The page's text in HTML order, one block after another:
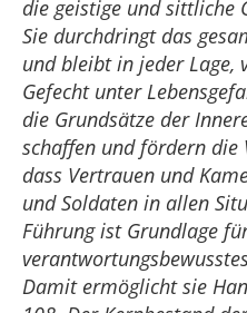
die geistige und sittliche
Sie durchdringt das
und bleibt in jeder Lage,
Gefecht unter
die Grundsätze der
schaffen und fördern die
dass Vertrauen und
und Soldaten in allen
Führung ist Grundlage
Damit ermöglicht sie